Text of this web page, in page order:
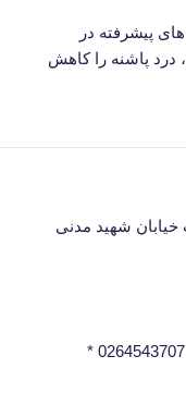
پیشرفته در
درد پاشنه را کاهش
خیابان شهید مدنی
: تلفن: 02645355153 * 0264543707 *